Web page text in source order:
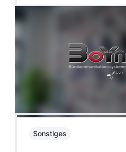
Sonstiges